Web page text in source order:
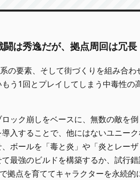
は秀逸だが、拠点周回は冗長
の要素、そして街づくりを組み合わ
う1回とプレイしてしまう中毒性の
ック崩しをベースに、無数の敵を
入することで、他にはないユニー
ボールを「毒と炎」や「炎とレーザ
最強のビルドを構築するか、試行
拠点を育ててキャラクターを永続的